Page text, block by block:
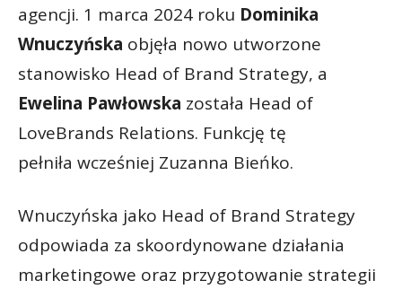
agencji. 1 marca 2024 roku Dominika
Wnuczyńska objęła nowo utworzone
stanowisko Head of Brand Strategy, a
Ewelina Pawłowska została Head of
LoveBrands Relations. Funkcję tę
pełniła wcześniej Zuzanna Bieńko.
Wnuczyńska jako Head of Brand Strategy
odpowiada za skoordynowane działania
marketingowe oraz przygotowanie strategii